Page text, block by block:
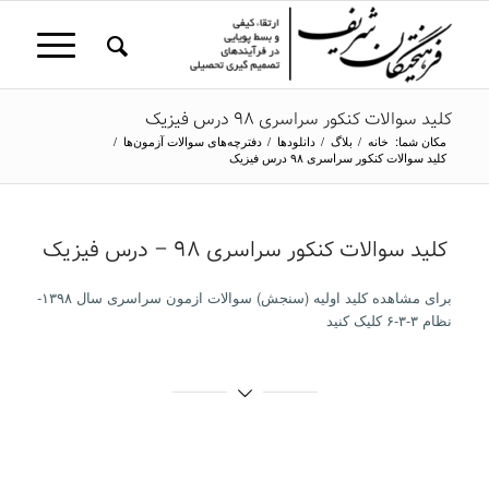
کلید سوالات کنکور سراسری ۹۸ درس فیزیک
مکان شما: خانه / بلاگ / دانلودها / دفترچه‌‌های سوالات آزمون‌ها /
کلید سوالات کنکور سراسری ۹۸ درس فیزیک
کلید سوالات کنکور سراسری ۹۸ – درس فیزیک
برای مشاهده کلید اولیه (سنجش) سوالات ازمون سراسری سال ۱۳۹۸-
نظام ۳-۳-۶ کلیک کنید